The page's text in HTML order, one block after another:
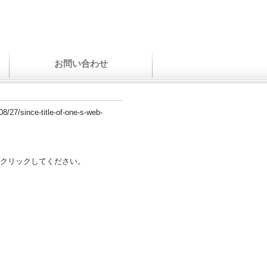
お問い合わせ
27/since-title-of-one-s-web-
リックしてください。